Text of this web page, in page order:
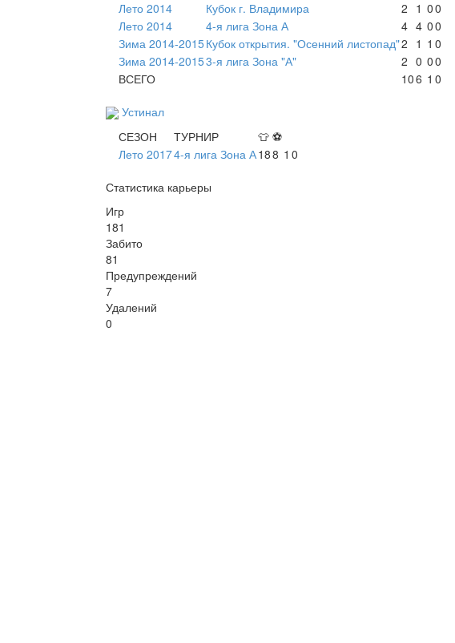
Лето 2014
Кубок г. Владимира 2 1 00
Лето 2014
4-я лига Зона А 4 4 00
Зима 2014-2015Кубок открытия. "Осенний листопад"2 1 1 0
Зима 2014-20153-я лига Зона "А" 2 0 00
ВСЕГО
106 1 0
Устинал
СЕЗОН
ТУРНИР 👕 ⚽
Лето 20174-я лига Зона А188 1 0
Статистика карьеры
Игр
181
Забито
81
Предупреждений
7
Удалений
0